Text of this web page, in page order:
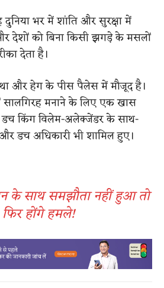
भर में शांति और सुरक्षा में
देशों को बिना किसी झगड़े के मसलों
देता है।
और हेग के पीस पैलेस में मौजूद है।
सालगिरह मनाने के लिए एक खास
डच किंग विलेम-अलेक्जेंडर के साथ-
और डच अधिकारी भी शामिल हुए।
के साथ समझौता नहीं हुआ तो
फिर होंगे हमले!